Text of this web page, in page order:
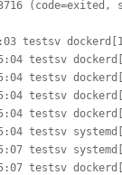
(code=exited,
testsv
testsv
testsv
testsv
testsv
testsv
testsv
testsv